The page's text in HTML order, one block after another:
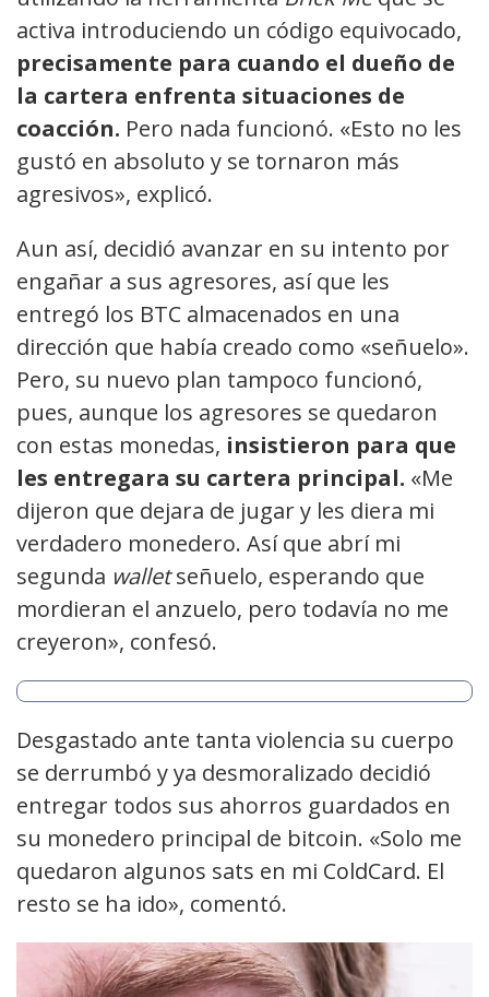
activa introduciendo un código equivocado,
precisamente para cuando el dueño de
la cartera enfrenta situaciones de
coacción. Pero nada funcionó. «Esto no les
gustó en absoluto y se tornaron más
agresivos», explicó.
Aun así, decidió avanzar en su intento por
engañar a sus agresores, así que les
entregó los BTC almacenados en una
dirección que había creado como «señuelo».
Pero, su nuevo plan tampoco funcionó,
pues, aunque los agresores se quedaron
con estas monedas, insistieron para que
les entregara su cartera principal. «Me
dijeron que dejara de jugar y les diera mi
verdadero monedero. Así que abrí mi
segunda walletseñuelo, esperando que
mordieran el anzuelo, pero todavía no me
creyeron», confesó.
Desgastado ante tanta violencia su cuerpo
se derrumbó y ya desmoralizado decidió
entregar todos sus ahorros guardados en
su monedero principal de bitcoin. «Solo me
quedaron algunos sats en mi ColdCard. El
resto se ha ido», comentó.